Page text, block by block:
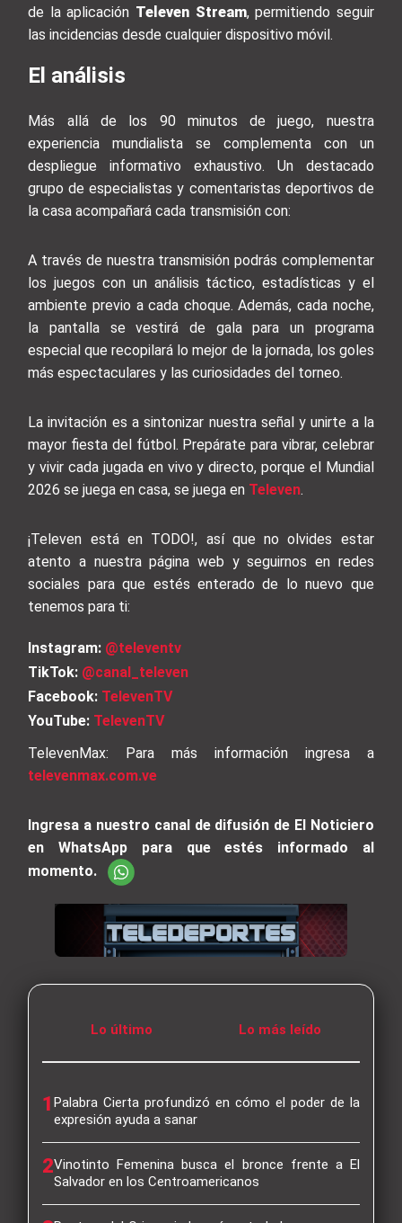
de la aplicación Televen Stream, permitiendo seguir
las incidencias desde cualquier dispositivo móvil.
El análisis
Más allá de los 90 minutos de juego, nuestra
experiencia mundialista se complementa con un
despliegue informativo exhaustivo. Un destacado
grupo de especialistas y comentaristas deportivos de
la casa acompañará cada transmisión con:
A través de nuestra transmisión podrás complementar
los juegos con un análisis táctico, estadísticas y el
ambiente previo a cada choque. Además, cada noche,
la pantalla se vestirá de gala para un programa
especial que recopilará lo mejor de la jornada, los goles
más espectaculares y las curiosidades del torneo.
La invitación es a sintonizar nuestra señal y unirte a la
mayor fiesta del fútbol. Prepárate para vibrar, celebrar
y vivir cada jugada en vivo y directo, porque el Mundial
2026 se juega en casa, se juega en Televen.
¡Televen está en TODO!, así que no olvides estar
atento a nuestra página web y seguirnos en redes
sociales para que estés enterado de lo nuevo que
tenemos para ti:
Instagram: @televentv
TikTok: @canal_televen
Facebook: TelevenTV
YouTube: TelevenTV
TelevenMax: Para más información ingresa a
televenmax.com.ve
Ingresa a nuestro canal de difusión de El Noticiero
en WhatsApp para que estés informado al
momento.
Lo último Lo más leído
1Palabra Cierta profundizó en cómo el poder de la
expresión ayuda a sanar
2Vinotinto Femenina busca el bronce frente a El
Salvador en los Centroamericanos